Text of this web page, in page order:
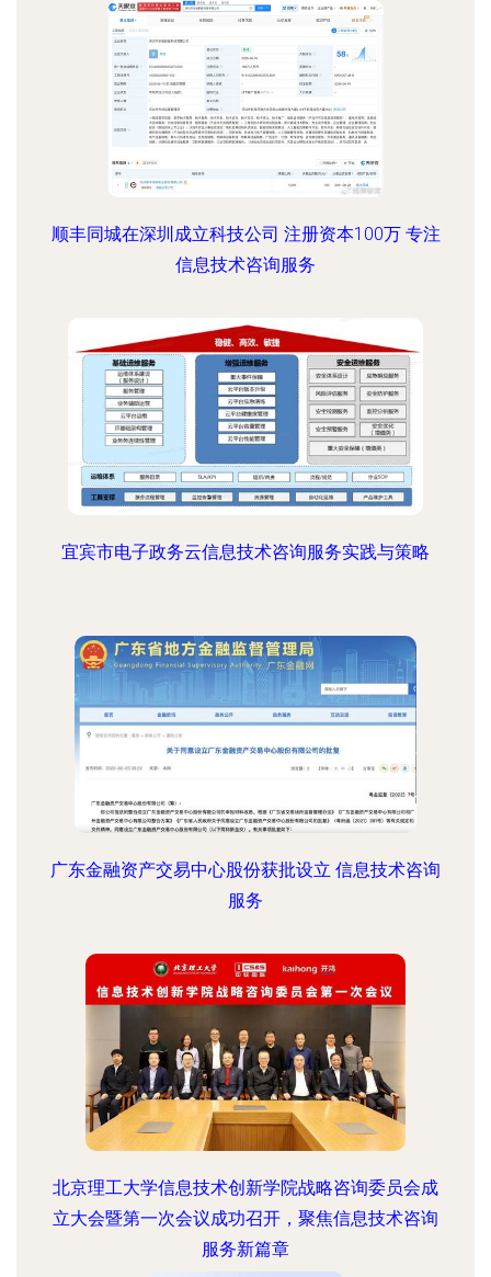
顺丰同城在深圳成立科技公司 注册资本100万 专注
信息技术咨询服务
宜宾市电子政务云信息技术咨询服务实践与策略
广东金融资产交易中心股份获批设立 信息技术咨询
服务
北京理工大学信息技术创新学院战略咨询委员会成
立大会暨第一次会议成功召开，聚焦信息技术咨询
服务新篇章